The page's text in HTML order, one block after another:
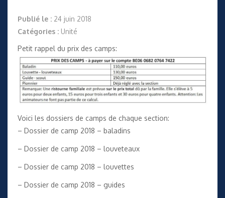
Publié le : 24 juin 2018
Catégories : Unité
Petit rappel du prix des camps:
Voici les dossiers de camps de chaque section:
– Dossier de camp 2018 – baladins
– Dossier de camp 2018 – louveteaux
– Dossier de camp 2018 – louvettes
– Dossier de camp 2018 – guides